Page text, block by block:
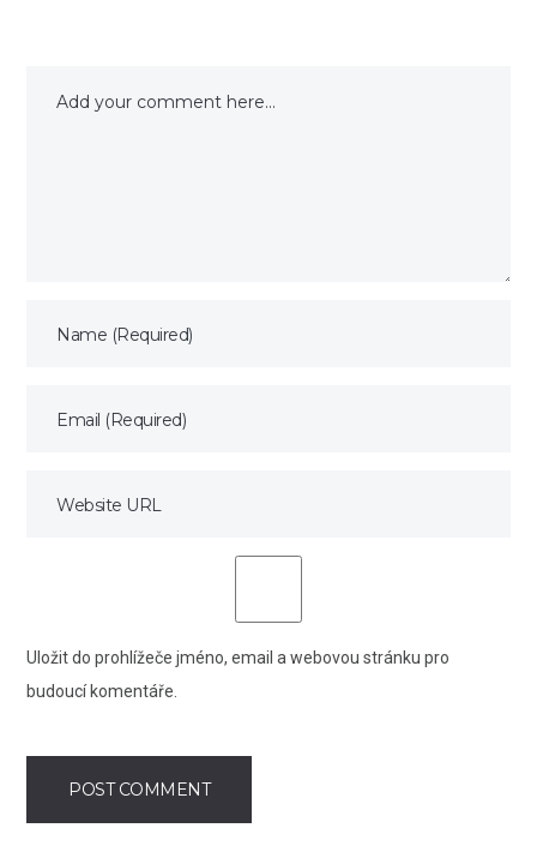
Uložit do prohlížeče jméno, email a webovou stránku pro
budoucí komentáře.